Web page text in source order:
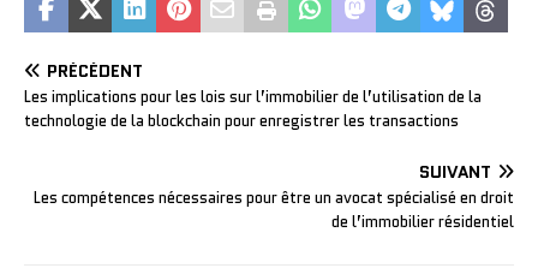
PRÉCÉDENT
Les implications pour les lois sur l’immobilier de l’utilisation de la
technologie de la blockchain pour enregistrer les transactions
SUIVANT
Les compétences nécessaires pour être un avocat spécialisé en droit
de l’immobilier résidentiel